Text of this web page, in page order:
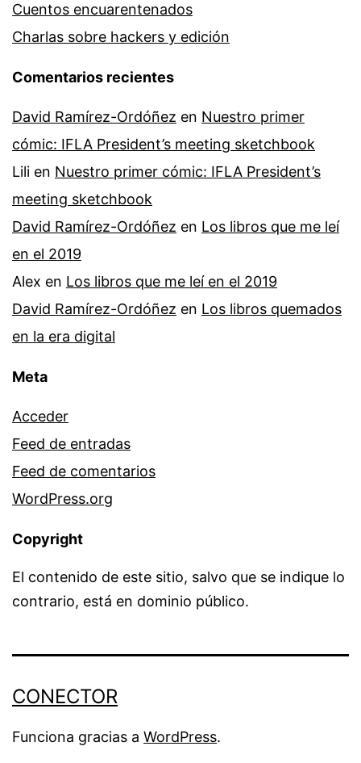
Cuentos encuarentenados
Charlas sobre hackers y edición
Comentarios recientes
David Ramírez-Ordóñez en Nuestro primer
cómic: IFLA President’s meeting sketchbook
Lili en Nuestro primer cómic: IFLA President’s
meeting sketchbook
David Ramírez-Ordóñez en Los libros que me leí
en el 2019
Alex en Los libros que me leí en el 2019
David Ramírez-Ordóñez en Los libros quemados
en la era digital
Meta
Acceder
Feed de entradas
Feed de comentarios
WordPress.org
Copyright
El contenido de este sitio, salvo que se indique lo
contrario, está en dominio público.
CONECTOR
Funciona gracias a WordPress.